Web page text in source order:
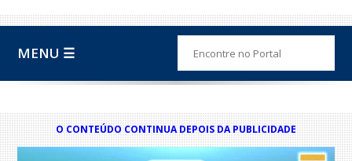
MENU ☰
O CONTEÚDO CONTINUA DEPOIS DA PUBLICIDADE